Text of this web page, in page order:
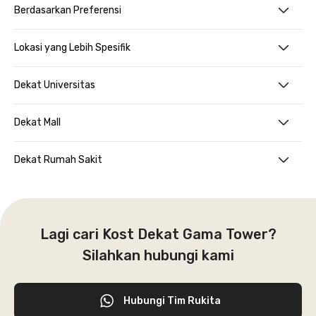
Berdasarkan Preferensi
Lokasi yang Lebih Spesifik
Dekat Universitas
Dekat Mall
Dekat Rumah Sakit
Lagi cari Kost Dekat Gama Tower?
Silahkan hubungi kami
Hubungi Tim Rukita